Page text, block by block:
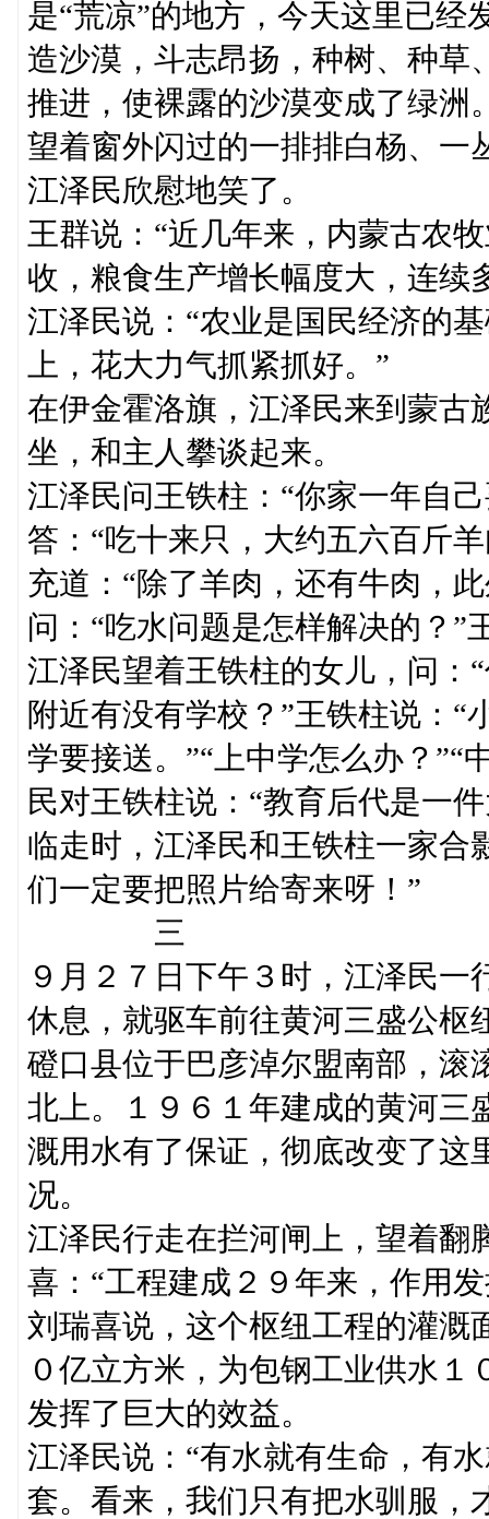
是“荒凉”的地方，今天这里已经
造沙漠，斗志昂扬，种树、种草
推进，使裸露的沙漠变成了绿洲
望着窗外闪过的一排排白杨、一
江泽民欣慰地笑了。
王群说：“近几年来，内蒙古农
收，粮食生产增长幅度大，连续
江泽民说：“农业是国民经济的
上，花大力气抓紧抓好。”
在伊金霍洛旗，江泽民来到蒙古
坐，和主人攀谈起来。
江泽民问王铁柱：“你家一年自
答：“吃十来只，大约五六百斤
充道：“除了羊肉，还有牛肉，
问：“吃水问题是怎样解决的？”
江泽民望着王铁柱的女儿，问：
附近有没有学校？”王铁柱说：
学要接送。”“上中学怎么办？”“
民对王铁柱说：“教育后代是一
临走时，江泽民和王铁柱一家合
们一定要把照片给寄来呀！”
三
９月２７日下午３时，江泽民
休息，就驱车前往黄河三盛公枢
磴口县位于巴彦淖尔盟南部，滚
北上。１９６１年建成的黄河三
溉用水有了保证，彻底改变了这
况。
江泽民行走在拦河闸上，望着翻
喜：“工程建成２９年来，作用
刘瑞喜说，这个枢纽工程的灌溉
０亿立方米，为包钢工业供水
发挥了巨大的效益。
江泽民说：“有水就有生命，有
套。看来，我们只有把水驯服，